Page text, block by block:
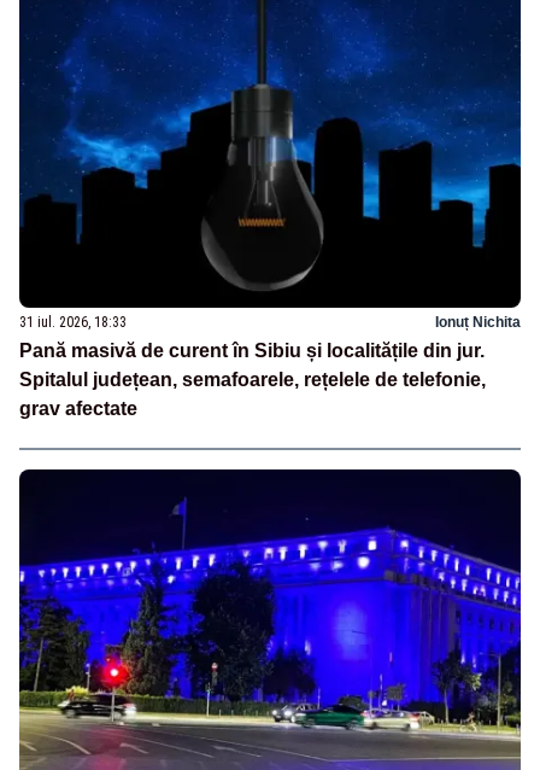
31 iul. 2026, 18:33 Ionuț Nichita
Pană masivă de curent în Sibiu și localitățile din jur.
Spitalul județean, semafoarele, rețelele de telefonie,
grav afectate